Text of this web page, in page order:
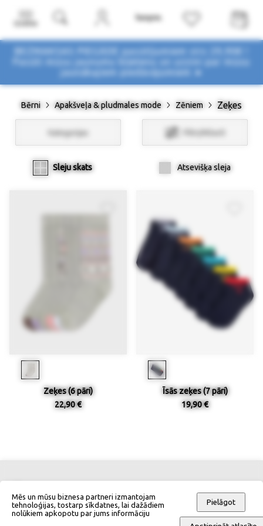
BEZMAKSAS PIEGĀDE pasūtījumiem virs 29,90€ !
Pasūti mūsu jaunumu biļetenu un uzzini par mūsu
Bērni Apakšveļa & pludmales mode Zēniem Zeķes
Kategorijas Filtri/Atlasīt
Sleju skats Atsevišķa sleja
Zeķes (6 pāri)
22,90 €
Īsās zeķes (7 pāri)
19,90 €
Kontakti Izmēru tabulas
Mēs un mūsu biznesa partneri izmantojam
tehnoloģijas, tostarp sīkdatnes, lai dažādiem
nolūkiem apkopotu par jums informāciju
Pielāgot